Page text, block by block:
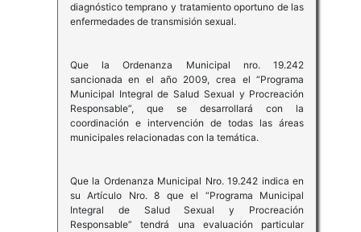
diagnóstico temprano y tratamiento oportuno de las
enfermedades de transmisión sexual.
Que la Ordenanza Municipal nro. 19.242
sancionada en el año 2009, crea el “Programa
Municipal Integral de Salud Sexual y Procreación
Responsable”, que se desarrollará con la
coordinación e intervención de todas las áreas
municipales relacionadas con la temática.
Que la Ordenanza Municipal Nro. 19.242 indica en
su Artículo Nro. 8 que el “Programa Municipal
Integral de Salud Sexual y Procreación
Responsable” tendrá una evaluación particular